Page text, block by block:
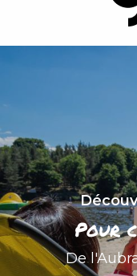
Pour
De